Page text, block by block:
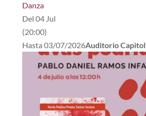
Danza
Del 04 Jul
(20:00)
Hasta 03/07/2026Auditorio Capitol